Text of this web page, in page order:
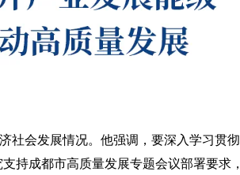
社会发展情况。他强调，要深入学习贯彻
持成都市高质量发展专题会议部署要求，